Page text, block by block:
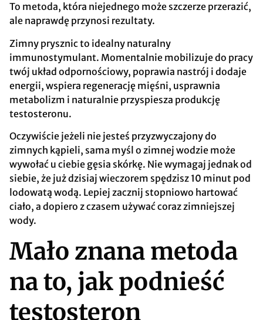
To metoda, która niejednego może szczerze przerazić,
ale naprawdę przynosi rezultaty.
Zimny prysznic to idealny naturalny
immunostymulant. Momentalnie mobilizuje do pracy
twój układ odpornościowy, poprawia nastrój i dodaje
energii, wspiera regenerację mięśni, usprawnia
metabolizm i naturalnie przyspiesza produkcję
testosteronu.
Oczywiście jeżeli nie jesteś przyzwyczajony do
zimnych kąpieli, sama myśl o zimnej wodzie może
wywołać u ciebie gęsia skórkę. Nie wymagaj jednak od
siebie, że już dzisiaj wieczorem spędzisz 10 minut pod
lodowatą wodą. Lepiej zacznij stopniowo hartować
ciało, a dopiero z czasem używać coraz zimniejszej
wody.
Mało znana metoda
na to, jak podnieść
testosteron